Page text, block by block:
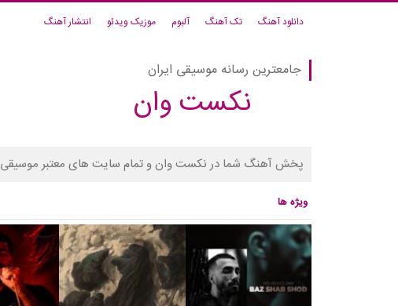
دانلود آهنگ تک آهنگ آلبوم موزیک ویدئو انتشار آهنگ
جامعترین رسانه موسیقی ایران
نکست وان
پخش آهنگ شما در نکست وان و تمام سایت های معتبر موسیقی
ویژه ها